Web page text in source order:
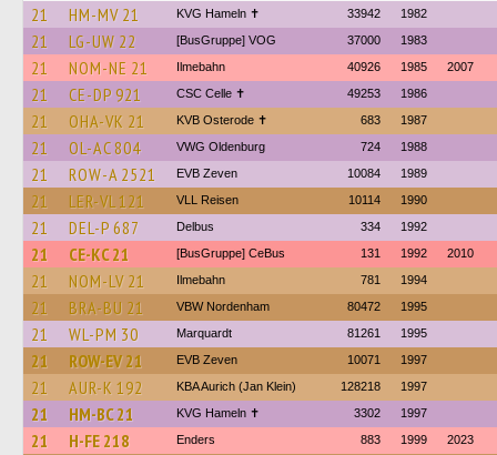
21 HM-MV 21 KVG Hameln ✝ 33942 1982
21 LG-UW 22 [BusGruppe] VOG 37000 1983
21 NOM-NE 21 Ilmebahn 40926 1985 2007
21 CE-DP 921 CSC Celle ✝ 49253 1986
21 OHA-VK 21 KVB Osterode ✝ 683 1987
21 OL-AC 804 VWG Oldenburg 724 1988
21 ROW-A 2521 EVB Zeven 10084 1989
21 LER-VL 121 VLL Reisen 10114 1990
21 DEL-P 687 Delbus 334 1992
21 CE-KC 21 [BusGruppe] CeBus 131 1992 2010
21 NOM-LV 21 Ilmebahn 781 1994
21 BRA-BU 21 VBW Nordenham 80472 1995
21 WL-PM 30 Marquardt 81261 1995
21 ROW-EV 21 EVB Zeven 10071 1997
21 AUR-K 192 KBA Aurich (Jan Klein) 128218 1997
21 HM-BC 21 KVG Hameln ✝ 3302 1997
21 H-FE 218 Enders 883 1999 2023